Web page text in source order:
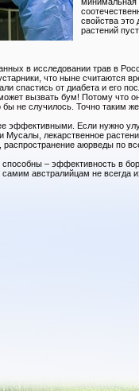
свойства это
растений
в исследовании трав в
что ныне считаются
спастись от диабета и его
вызвать бум! Потому что
бы не случилось. Точно таким
эффективными. Если нужно
Мусалы, лекарственное
аюрведы по
– эффективность в
самим австралийцам не всегда